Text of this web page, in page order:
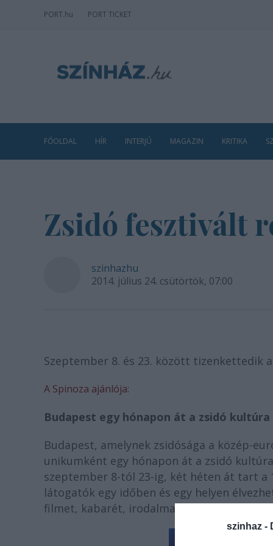
szinhaz -
PORT.hu PORT TICKET
FŐOLDAL HÍR INTERJÚ MAGAZIN KRITIKA
Zsidó fesztivált
szinhazhu
2014. július 24. csütörtök, 07:00
Szeptember 8. és 23. között tizenkettedik
A Spinoza ajánlója:
Budapest egy hónapon át a zsidó
Budapest, amelynek zsidósága a közép-
unikumként egy hónapon át a zsidó
szeptember 8-tól 23-ig, két héten át tart a
látogatók egy időben és egy helyen
filmet, kabarét, irodalmat, zenét, operát